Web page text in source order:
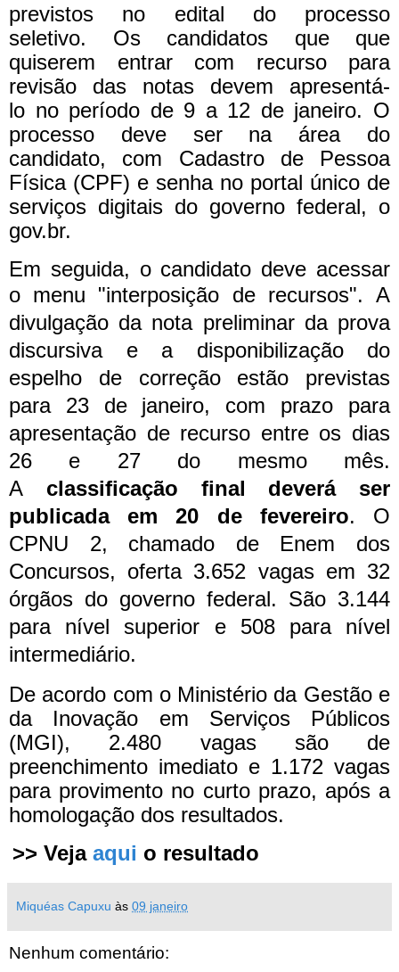
previstos no edital do processo
seletivo. Os candidatos que que
quiserem entrar com recurso para
revisão das notas devem apresentá-
lo no período de 9 a 12 de janeiro. O
processo deve ser na área do
candidato, com Cadastro de Pessoa
Física (CPF) e senha no portal único de
serviços digitais do governo federal, o
gov.br.
Em seguida, o candidato deve acessar
o menu "interposição de recursos". A
divulgação da nota preliminar da prova
discursiva e a disponibilização do
espelho de correção estão previstas
para 23 de janeiro, com prazo para
apresentação de recurso entre os dias
26 e 27 do mesmo mês.
A classificação final deverá ser
publicada em 20 de fevereiro. O
CPNU 2, chamado de Enem dos
Concursos, oferta 3.652 vagas em 32
órgãos do governo federal. São 3.144
para nível superior e 508 para nível
intermediário.
De acordo com o Ministério da Gestão e
da Inovação em Serviços Públicos
(MGI), 2.480 vagas são de
preenchimento imediato e 1.172 vagas
para provimento no curto prazo, após a
homologação dos resultados​.
>> Vejaaqui o resultado
Miquéas Capuxu às 09 janeiro
Nenhum comentário: